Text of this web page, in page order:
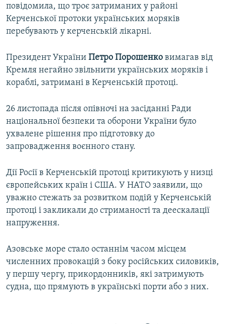
повідомила, що троє затриманих у районі
Керченської протоки українських моряків
перебувають у керченській лікарні.
Президент України Петро Порошенко вимагав від
Кремля негайно звільнити українських моряків і
кораблі, затримані в Керченській протоці.
26 листопада після опівночі на засіданні Ради
національної безпеки та оборони України було
ухвалене рішення про підготовку до
запровадження воєнного стану.
Дії Росії в Керченській протоці критикують у низці
європейських країн і США. У НАТО заявили, що
уважно стежать за розвитком подій у Керченській
протоці і закликали до стриманості та деескалації
напруження.
Азовське море стало останнім часом місцем
численних провокацій з боку російських силовиків,
у першу чергу, прикордонників, які затримують
судна, що прямують в українські порти або з них.